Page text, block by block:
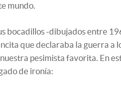
mundo.
bocadillos -dibujados entre
que declaraba la guerra a
pesimista favorita. En
de ironía: